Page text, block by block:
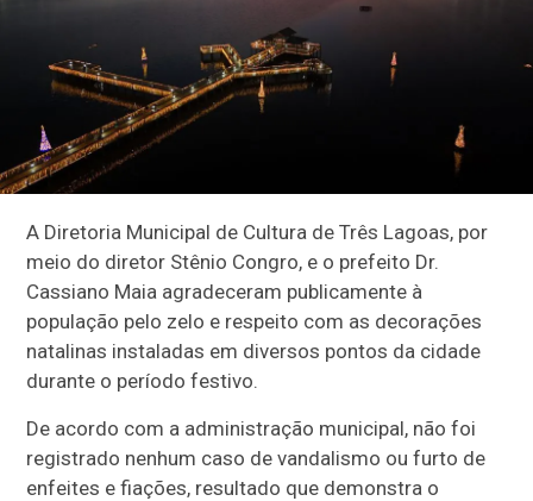
A Diretoria Municipal de Cultura de Três Lagoas, por
meio do diretor Stênio Congro, e o prefeito Dr.
Cassiano Maia agradeceram publicamente à
população pelo zelo e respeito com as decorações
natalinas instaladas em diversos pontos da cidade
durante o período festivo.
De acordo com a administração municipal, não foi
registrado nenhum caso de vandalismo ou furto de
enfeites e fiações, resultado que demonstra o